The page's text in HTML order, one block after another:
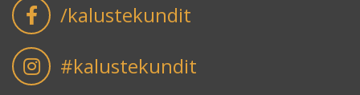
/kalustekundit
#kalustekundit